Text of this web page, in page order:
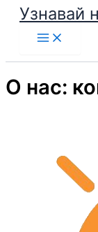
Перейти
Узнавай
О нас: